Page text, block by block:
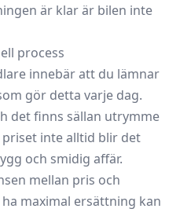
är klar är bilen inte
process
innebär att du lämnar
gör detta varje dag.
det finns sällan utrymme
inte alltid blir det
och smidig affär.
mellan pris och
maximal ersättning kan